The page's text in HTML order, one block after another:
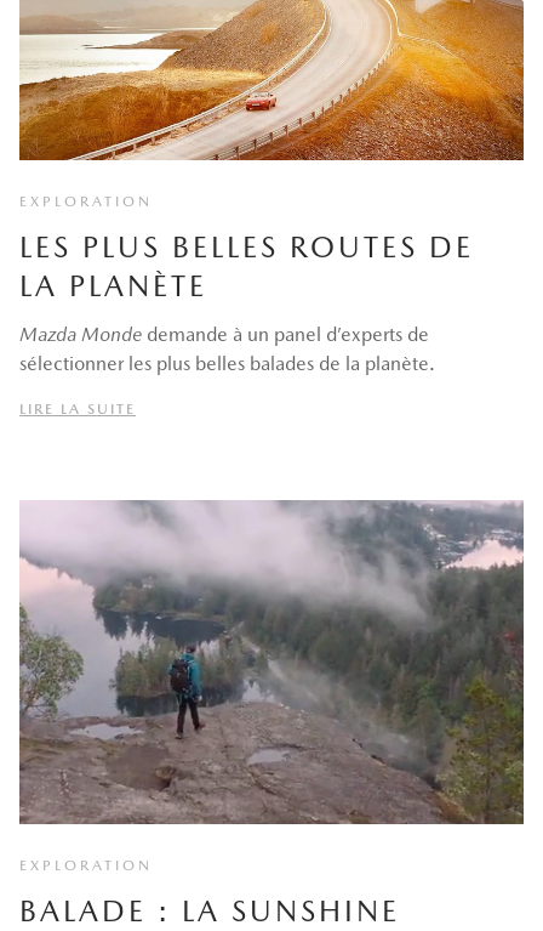
EXPLORATION
LES PLUS BELLES ROUTES DE
LA PLANÈTE
Mazda Monde demande à un panel d’experts de
sélectionner les plus belles balades de la planète.
LIRE LA SUITE
EXPLORATION
BALADE : LA SUNSHINE